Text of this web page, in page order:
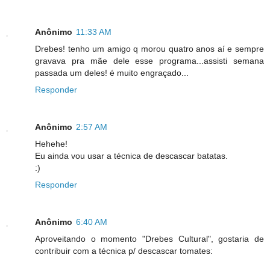
Anônimo 11:33 AM
Drebes! tenho um amigo q morou quatro anos aí e sempre
gravava pra mãe dele esse programa...assisti semana
passada um deles! é muito engraçado...
Responder
Anônimo 2:57 AM
Hehehe!
Eu ainda vou usar a técnica de descascar batatas.
:)
Responder
Anônimo 6:40 AM
Aproveitando o momento "Drebes Cultural", gostaria de
contribuir com a técnica p/ descascar tomates: